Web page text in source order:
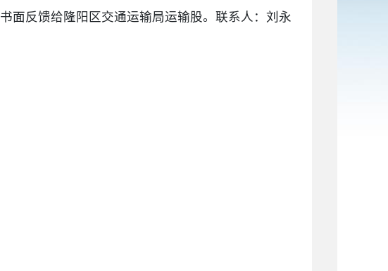
面反馈给隆阳区交通运输局运输股。联系人：刘永